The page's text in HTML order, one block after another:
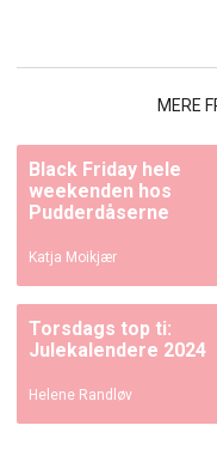
MERE
Black Friday hele
weekenden hos
Pudderdåserne
Katja Moikjær
Torsdags top ti:
Julekalendere 2024
Helene Randløv